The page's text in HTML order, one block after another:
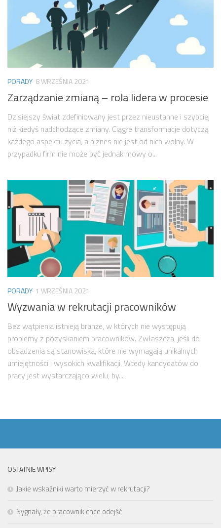
PORADY 8 WRZEŚNIA 2021
Zarządzanie zmianą – rola lidera w procesie
Dzisiejszy świat zdefiniowany jest przez nieustanne i szybciej
niż kiedyś nadchodzące zmiany. Ciągłe transformacje dotyczą
każdego aspektu życia, a biznes nie jest od nich wolny. W
przypadku firm nie może być jednak mowy o...
PORADY 1 WRZEŚNIA 2021
Wyzwania w rekrutacji pracowników
Bez wątpienia istnieją branże, w których nie występują
problemy z pozyskaniem pracowników. Zwłaszcza, jeśli do
obsadzenia są stanowiska, które nie wymagają unikalnych
umiejętności i wysokich kwalifikacji. Wtedy kandydatów do
pracy jest wystarczająco wielu, by...
OSTATNIE WPISY
Jakie wskaźniki warto mierzyć w rekrutacji?
Sygnały, że pracownik chce odejść